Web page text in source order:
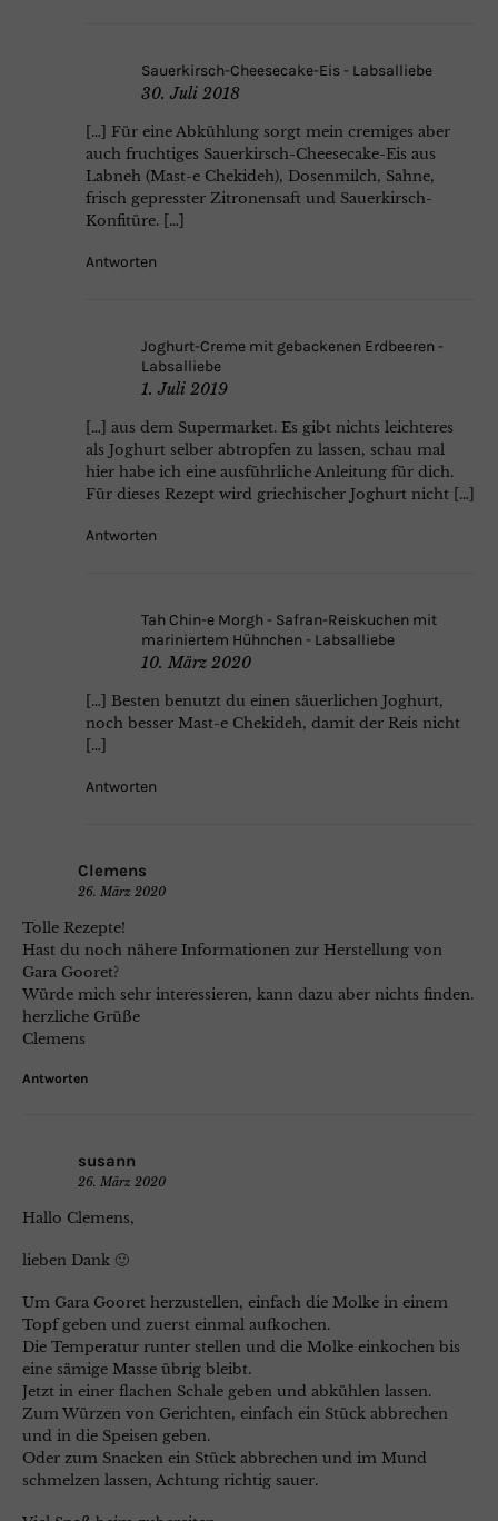
Sauerkirsch-Cheesecake-Eis - Labsalliebe
30. Juli 2018
[…] Für eine Abkühlung sorgt mein cremiges aber
auch fruchtiges Sauerkirsch-Cheesecake-Eis aus
Labneh (Mast-e Chekideh), Dosenmilch, Sahne,
frisch gepresster Zitronensaft und Sauerkirsch-
Konfitüre. […]
Antworten
Joghurt-Creme mit gebackenen Erdbeeren -
Labsalliebe
1. Juli 2019
[…] aus dem Supermarket. Es gibt nichts leichteres
als Joghurt selber abtropfen zu lassen, schau mal
hier habe ich eine ausführliche Anleitung für dich.
Für dieses Rezept wird griechischer Joghurt nicht […]
Antworten
Tah Chin-e Morgh - Safran-Reiskuchen mit
mariniertem Hühnchen - Labsalliebe
10. März 2020
[…] Besten benutzt du einen säuerlichen Joghurt,
noch besser Mast-e Chekideh, damit der Reis nicht
[…]
Antworten
Clemens
26. März 2020
Tolle Rezepte!
Hast du noch nähere Informationen zur Herstellung von
Gara Gooret?
Würde mich sehr interessieren, kann dazu aber nichts finden.
herzliche Grüße
Clemens
Antworten
susann
26. März 2020
Hallo Clemens,
lieben Dank 🙂
Um Gara Gooret herzustellen, einfach die Molke in einem
Topf geben und zuerst einmal aufkochen.
Die Temperatur runter stellen und die Molke einkochen bis
eine sämige Masse übrig bleibt.
Jetzt in einer flachen Schale geben und abkühlen lassen.
Zum Würzen von Gerichten, einfach ein Stück abbrechen
und in die Speisen geben.
Oder zum Snacken ein Stück abbrechen und im Mund
schmelzen lassen, Achtung richtig sauer.